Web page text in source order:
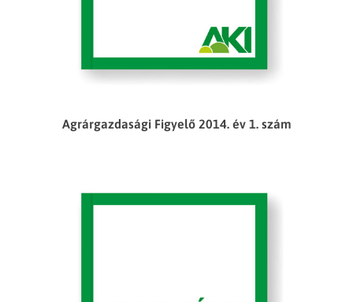
Agrárgazdasági Figyelő 2014. év 1. szám